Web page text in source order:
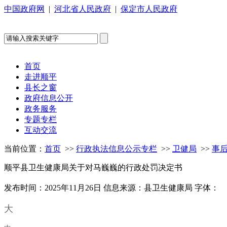
中国政府网 | 河北省人民政府 | 保定市人民政府
首页
走进顺平
县长之窗
政府信息公开
政务服务
专题专栏
互动交流
当前位置： 首页 >> 行政执法信息公示专栏 >> 卫健局 >> 事
顺平县卫生健康局关于对马巍巍的行政处罚决定书
发布时间：2025年11月26日 信息来源：县卫生健康局 字体：
大